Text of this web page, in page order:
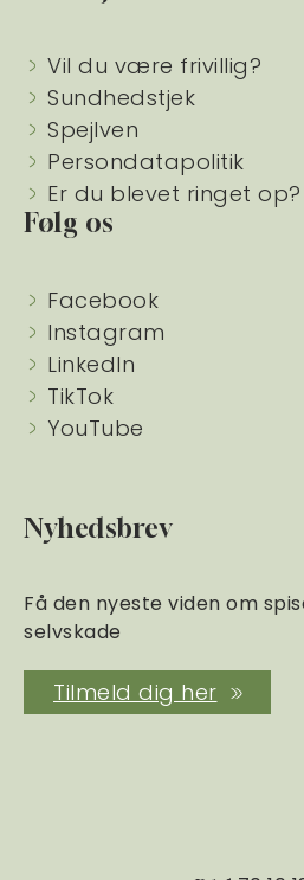
Vil du være frivillig?
Sundhedstjek
Spejlven
Persondatapolitik
Er du blevet ringet op?
Følg os
Facebook
Instagram
LinkedIn
TikTok
YouTube
Nyhedsbrev
Få den nyeste viden om
selvskade
Tilmeld dig her